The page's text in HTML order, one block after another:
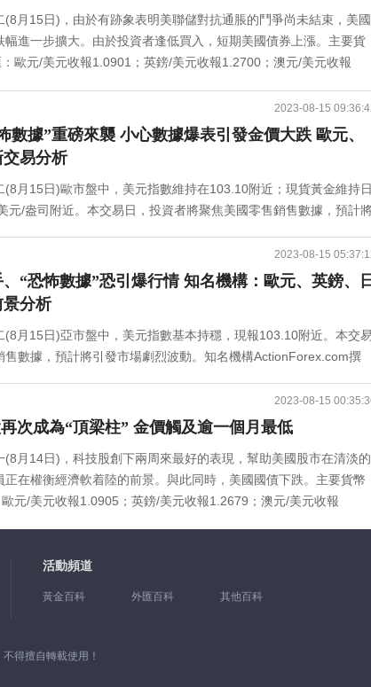
Edward Moya表示：“這又是一份令人印象深刻的零售銷售報告，
前景。”Corpay首席市場策略師Karl Schamotta稱，美元目前保持
尼阿波利斯聯儲主席卡什卡利當地時間周二表示，鑒於通脹仍然
正在下降，我們已經取得了一些不錯的進展。但還是太高了。我希
後我們可以給它一些時間來運行。”卡什卡利是今年擁有FOMC投
會議紀要，這可能對短期美元走勢提供重要指引。在最新的聯邦
密切關注經濟數據，逐次做出決定，並補充說如果數據表明有必
析師指出，如果周三公布的美聯儲會議紀要顯示，有相當多的政
讓投資者重新考慮9月加息的可能性，從而推動美元進一步走強。
主要觀點：美元指數美元指數在103上方交易，並有可能測試
104是一個關鍵的阻力區域，在未來幾周內可能導致美元指數
已回落至短期支撐位1.09，該支撐位可能會失守，從而為匯價在本
終會反彈向1.09/10或更高水平。目前，需要觀察在1.09的價格走
期支撐位在158，只要保持在該位上方，那麼匯價有相當大的可能
/日元將看空並跌向157/156。(歐元/日元日線圖 來源：Kshitij)美
升勢是否會暫停一段時間，還是會繼續反彈向147/148。傾向於認
/日元日線圖 來源：Kshitij)美元/人民幣美元/人民幣已經顯著反
，美元/人民幣有進一步漲向7.35/40的空間，如果持續突破7.30
下跌，不過這可能是短暫的。(美元/人民幣日線圖 來源：Kshitij)英
間任何一端實現明確突破，以表明進一步的方向。(英鎊/美元日
要想反彈向0.66，匯價需要守住該支撐位。如果不能從0.64反
此外，知名機構ActionForex.Com對美元/加元技術前景進行
整，日內傾向保持中性。美元/加元前景不變，從1.3976開始的修
將恢複始於1.3091的反彈走勢，下一目標看向下一個阻力位
月15日)，由於有跡象表明美聯儲對抗通脹的鬥爭尚未結束，美國
幅進一步擴大。由於投資者逢低買入，短期美國債券上漲。主要貨
歐元/美元收報1.0901；英鎊/美元收報1.2700；澳元/美元收報
/盎司；現貨銀收報22.520美元/盎司；Comex期銀收報22.656美
美元/桶。重要新聞回顧：1.周三(8月16日)亞市早盤，現貨黃金
師Patricio Martín撰文稱，金價已經跌破200日移動均線，並跌至
200日均線！關注這些金價水平2.黃金價格周二(8月15日)進一步
商7月銷售激增，導致美國國債收益率和美元攀升。美國商務部的
最大增幅，實現連續四個月增長，6月修正後為增長0.3%。經濟學
，但全球響起去中心化金融(DeFi)號角，加劇監管的緊迫性。新
必須滿足披露等多項要求。香港特別行政區行政長官李家超表
預計，支付巨頭PayPal推出的PYUSD美元穩定幣將被廣泛采用。
超“穩定幣”重要政策來襲4.黃金空頭氣勢逼人！周二(8月15日)進
率持續攀升，這對黃金而言無疑是“雪上加霜”，金價目前逼近
怖數據”之稱。黃金慘了！空頭壓境直逼1900，ETF持有量大降
訪了耶倫，詢問她關於“蘑菇體驗”的事情。這次“蘑菇體驗”在社交
的生意，耶倫在那里吃了當地的見手青。耶倫在北京吃了致幻蘑
周三(8月16日)亞市早盤，美元指數升至103.22，黃金跌破1900
份將可能通過比特幣現貨ETF，屆時將成為比特幣衝破3萬美元的
資金回流美元 比特幣拐點信號突襲匯市歐元：歐元/美元下跌，收
於1.0950，進一步阻力位於1.0998，關鍵阻力位於1.1036；匯價
支撐位於1.0778。英鎊：英鎊/美元收高，收報1.2700，漲幅
日元：美元/日元收高，收報145.567，漲幅0.01%。技術面上，
鍵阻力位於146.793；匯價下行的初步支撐位於144.929，進一
行對惠譽可能下調部分貸款機構評級的報告表示失望。道瓊斯工
破了連續三天上漲的勢頭。標準普爾500指數下跌1.16%，收於
2023-08-15
數據”重磅來襲 小心數據爆表引發金價大跌 歐元、
易分析
月15日)歐市盤中，美元指數維持在103.10附近；現貨黃金維持
元/盎司附近。本交易日，投資者將聚焦美國零售銷售數據，預計
美國7月零售銷售數據將出爐。美國銀行預計將有一份強勁的零
通常對金融市場有較大的影響，因此很可能對美元、黃金等資產
上升0.4%，此前6月為增長0.2%。美國7月核心零售銷售環比料攀
美國經濟學家Aditya Bhave表示，根據美國銀行公布的信
與6月份相比，包括航空、日用品和汽油在內的各個類別的家庭支出
元可能會走強，從而推動其它主要非美貨幣和金價走低。以下是
美元歐元/美元目前位於1.0900關口附近，值得注意的是，隨機指
走勢，並跌破1.0880，從而為匯價跌向下一目標1.0785打開道路
預測歐元/美元在未來一段時間處於看空趨勢。歐元/美元此前完
預計今日歐元/美元交投將位於支撐位1.0830以及阻力位1.0980之
元成功觸及我們首個目標1.2625，並在這一水平找到堅固支撐。
失去其正面動能，50周期EMA形成持續的看空壓力。(英鎊/美元
續預測英鎊/美元在未來一段時間處於看空趨勢。英鎊/美元需要跌
1.2595以及阻力位1.2750之間。今日對於英鎊/美元的預期趨勢
標價位1.3500，該貨幣對在看漲通道內波動，這支持匯價繼續看
機指標獲得正面動能，這支持看漲預期。需要指出的是，若美
然後重新嘗試反彈。預計今日美元/加元交投將位於支撐位1.3400
2023-08-15
“恐怖數據”恐引爆行情 知名機構：歐元、英鎊、
分析
月15日)亞市盤中，美元指數基本持穩，現報103.10附近。本交
售數據，預計將引發市場劇烈波動。知名機構ActionForex.com撰
購利率調降10個基點。受此影響，今日離岸人民幣兌美元一度跌
據公開市場業務交易公告，為對衝稅期高峰等因素的影響，維護
分析師中，除一人外，其他人都預測MLF利率將保持不變。中國
降為1.80%，此前為1.9%。(圖片來源：彭博社)這是今年以來中
和7天逆回購操作利率各10個基點。中國央行這一出人意料的舉
示，消費者支出、工業產出和投資增長全面下滑，失業率上升。7
資產投資增速降至3.4%，低於經濟學家預期的3.7%。房地產投
率從6月份的5.2%上升至5.3%。國家統計局表示，在審查調查方
，經濟陷入通貨緊縮，出口進一步萎縮。彭博社稱，中國央行這
擔憂，尤其是在房地產市場。香港時間周二20:30，美國7月零售
2023-08-15
次成為“頂梁柱” 金價觸及逾一個月最低
月14日)，科技股創下兩周來最好的表現，幫助美國股市在清淡的
在權衡經濟軟着陸的前景。與此同時，美國國債下跌。主要貨幣
元/美元收報1.0905；英鎊/美元收報1.2679；澳元/美元收報
美元/桶。重要新聞回顧：1.彭博社周一(8月14日)撰文稱，多年
擔憂。這一消息是在一個敏感時期披露的，許多投資者已經對世
國這一21萬億元行業傳來壞消息 危機恐將蔓延？2.俄羅斯央行周
活動頻道
黃金百科 外匯百科 其他百科
得擅自轉載使用！